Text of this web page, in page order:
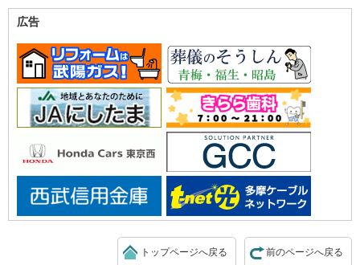
広告
前のページへ戻る
トップページへ戻る